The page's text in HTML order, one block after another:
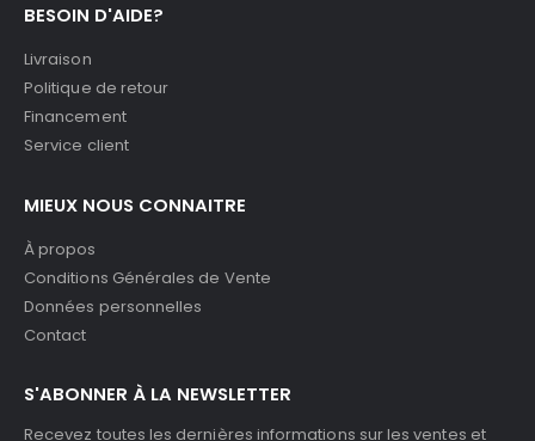
BESOIN D'AIDE?
Livraison
Politique de retour
Financement
Service client
MIEUX NOUS CONNAITRE
À propos
Conditions Générales de Vente
Données personnelles
Contact
S'ABONNER À LA NEWSLETTER
Recevez toutes les dernières informations sur les ventes et